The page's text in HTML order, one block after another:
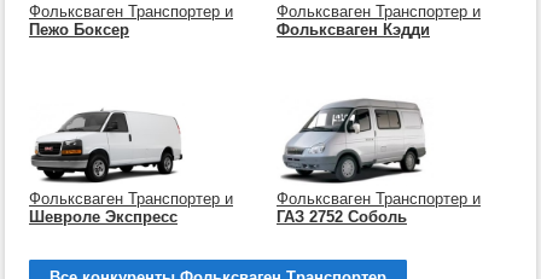
Фольксваген Транспортер и
Пежо Боксер
Фольксваген Транспортер и
Фольксваген Кэдди
Фольксваген Транспортер и
Шевроле Экспресс
Фольксваген Транспортер и
ГАЗ 2752 Соболь